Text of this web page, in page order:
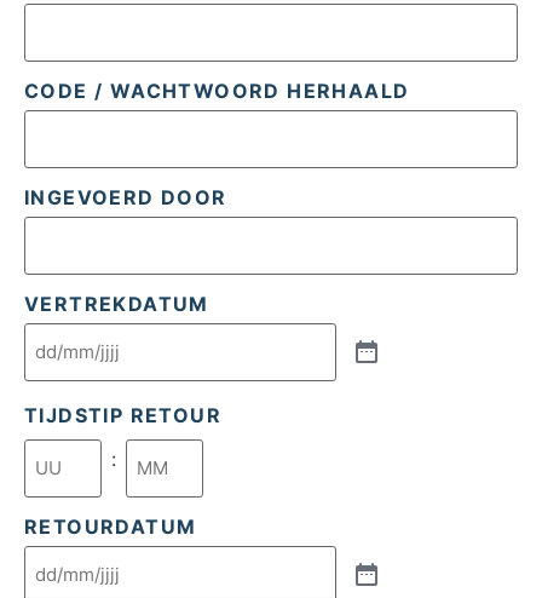
CODE / WACHTWOORD HERHAALD
INGEVOERD DOOR
VERTREKDATUM
TIJDSTIP RETOUR
:
RETOURDATUM